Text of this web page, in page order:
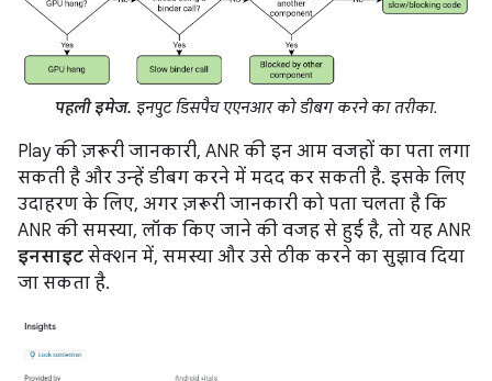
पहली इमेज. इनपुट डिसपैच एएनआर को डीबग करने का तरीका.
Play की ज़रूरी जानकारी, ANR की इन आम वजहों का पता लगा
सकती है और उन्हें डीबग करने में मदद कर सकती है. इसके लिए
उदाहरण के लिए, अगर ज़रूरी जानकारी को पता चलता है कि
ANR की समस्या, लॉक किए जाने की वजह से हुई है, तो यह ANR
इनसाइट सेक्शन में, समस्या और उसे ठीक करने का सुझाव दिया
जा सकता है.